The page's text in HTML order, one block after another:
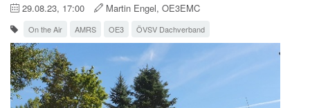
29.08.23, 17:00 Martin Engel, OE3EMC
On the Air AMRS OE3 ÖVSV Dachverband